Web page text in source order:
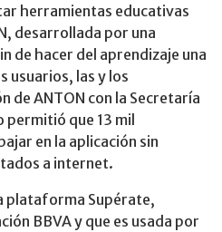
herramientas educativas
desarrollada por una
de hacer del aprendizaje una
usuarios, las y los
de ANTON con la Secretaría
permitió que 13 mil
en la aplicación sin
a internet.
plataforma Supérate,
BBVA y que es usada por